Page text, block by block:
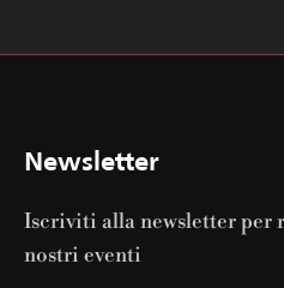
Newsletter
Iscriviti alla newsletter per
nostri eventi